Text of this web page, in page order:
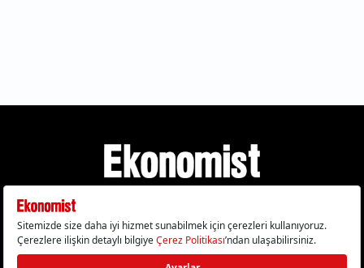
Gizlilik Politikası Çerez Politikası Çerezleri Sıfırla
KVKK Metni Künye İletişim